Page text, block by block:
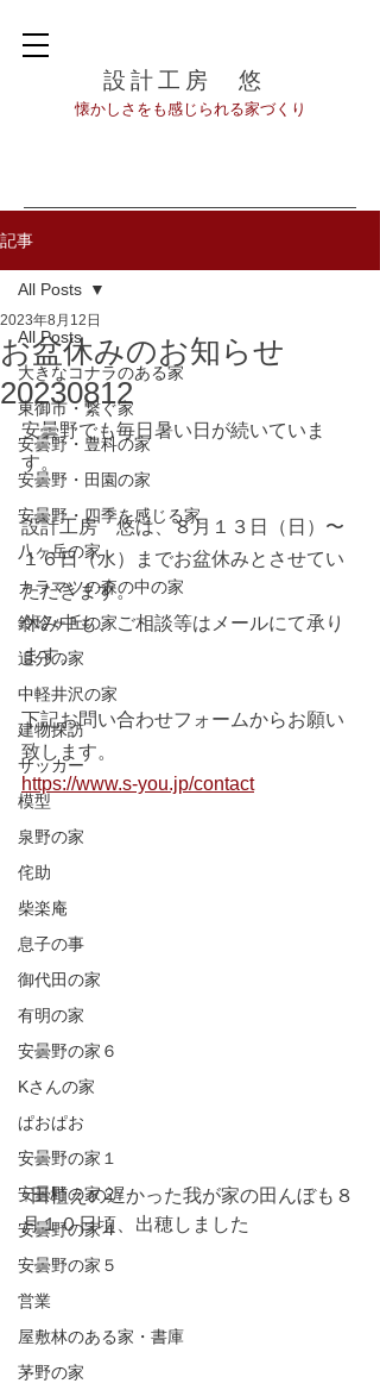
設計工房 悠
​懐かしさをも感じられる家づくり
記事
All Posts
大きなコナラのある家
東御市・繋ぐ家
安曇野・豊科の家
安曇野・田園の家
安曇野・四季を感じる家
八ヶ岳の家
カラマツの森の中の家
鈴玲ヶ丘の家
追分の家
中軽井沢の家
建物探訪
サッカー
模型
泉野の家
侘助
柴楽庵
息子の事
御代田の家
有明の家
安曇野の家６
Kさんの家
ぱおぱお
安曇野の家１
安曇野の家２
安曇野の家４
安曇野の家５
営業
屋敷林のある家・書庫
茅野の家
All Posts
お盆休みのお知らせ
20230812
2023年8月12日
安曇野でも毎日暑い日が続いていま
す。
設計工房　悠は、８月１３日（日）〜
１６日（水）までお盆休みとさせてい
ただきます。
休み中も、ご相談等はメールにて承り
ます。
下記お問い合わせフォームからお願い
致します。
https://www.s-you.jp/contact
↑田植えの遅かった我が家の田んぼも８
月１０日頃、出穂しました